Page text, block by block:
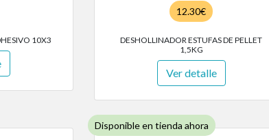
10X3
12.30€
DESHOLLINADOR ESTUFAS DE PELLET
1,5KG
Ver detalle
Disponible en tienda ahora